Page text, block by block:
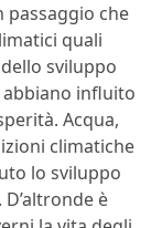
passaggio che
quali
sviluppo
influito
Acqua,
climatiche
lo sviluppo
è